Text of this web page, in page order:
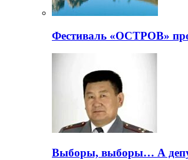
Фестиваль «ОСТРОВ»
Выборы, выборы… А